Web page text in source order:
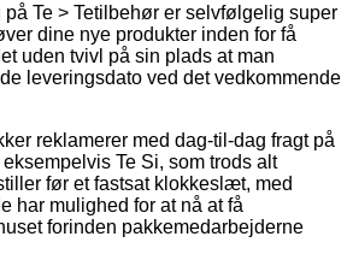
Te > Tetilbehør er selvfølgelig super
dine nye produkter inden for få
uden tvivl på sin plads at man
leveringsdato ved det vedkommende
reklamerer med dag-til-dag fragt på
Te Si, som trods alt
før et fastsat klokkeslæt, med
har mulighed for at nå at få
forinden pakkemedarbejderne